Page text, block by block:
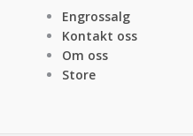
Engrossalg
Kontakt oss
Om oss
Store